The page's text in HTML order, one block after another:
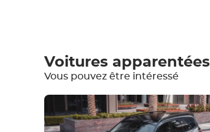
Equipement
Voitures apparentées
Vous pouvez être intéressé